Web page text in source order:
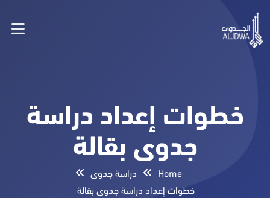
خطوات إعداد دراسة
جدوى بقالة
Home
دراسة جدوى
خطوات إعداد دراسة جدوى بقالة